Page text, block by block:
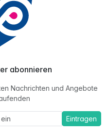
abonnieren
Nachrichten und Angebote
Eintragen